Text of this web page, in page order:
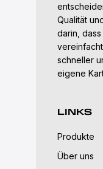
Qualität
darin,
schneller
eigene
LINKS
Produkte
Über uns